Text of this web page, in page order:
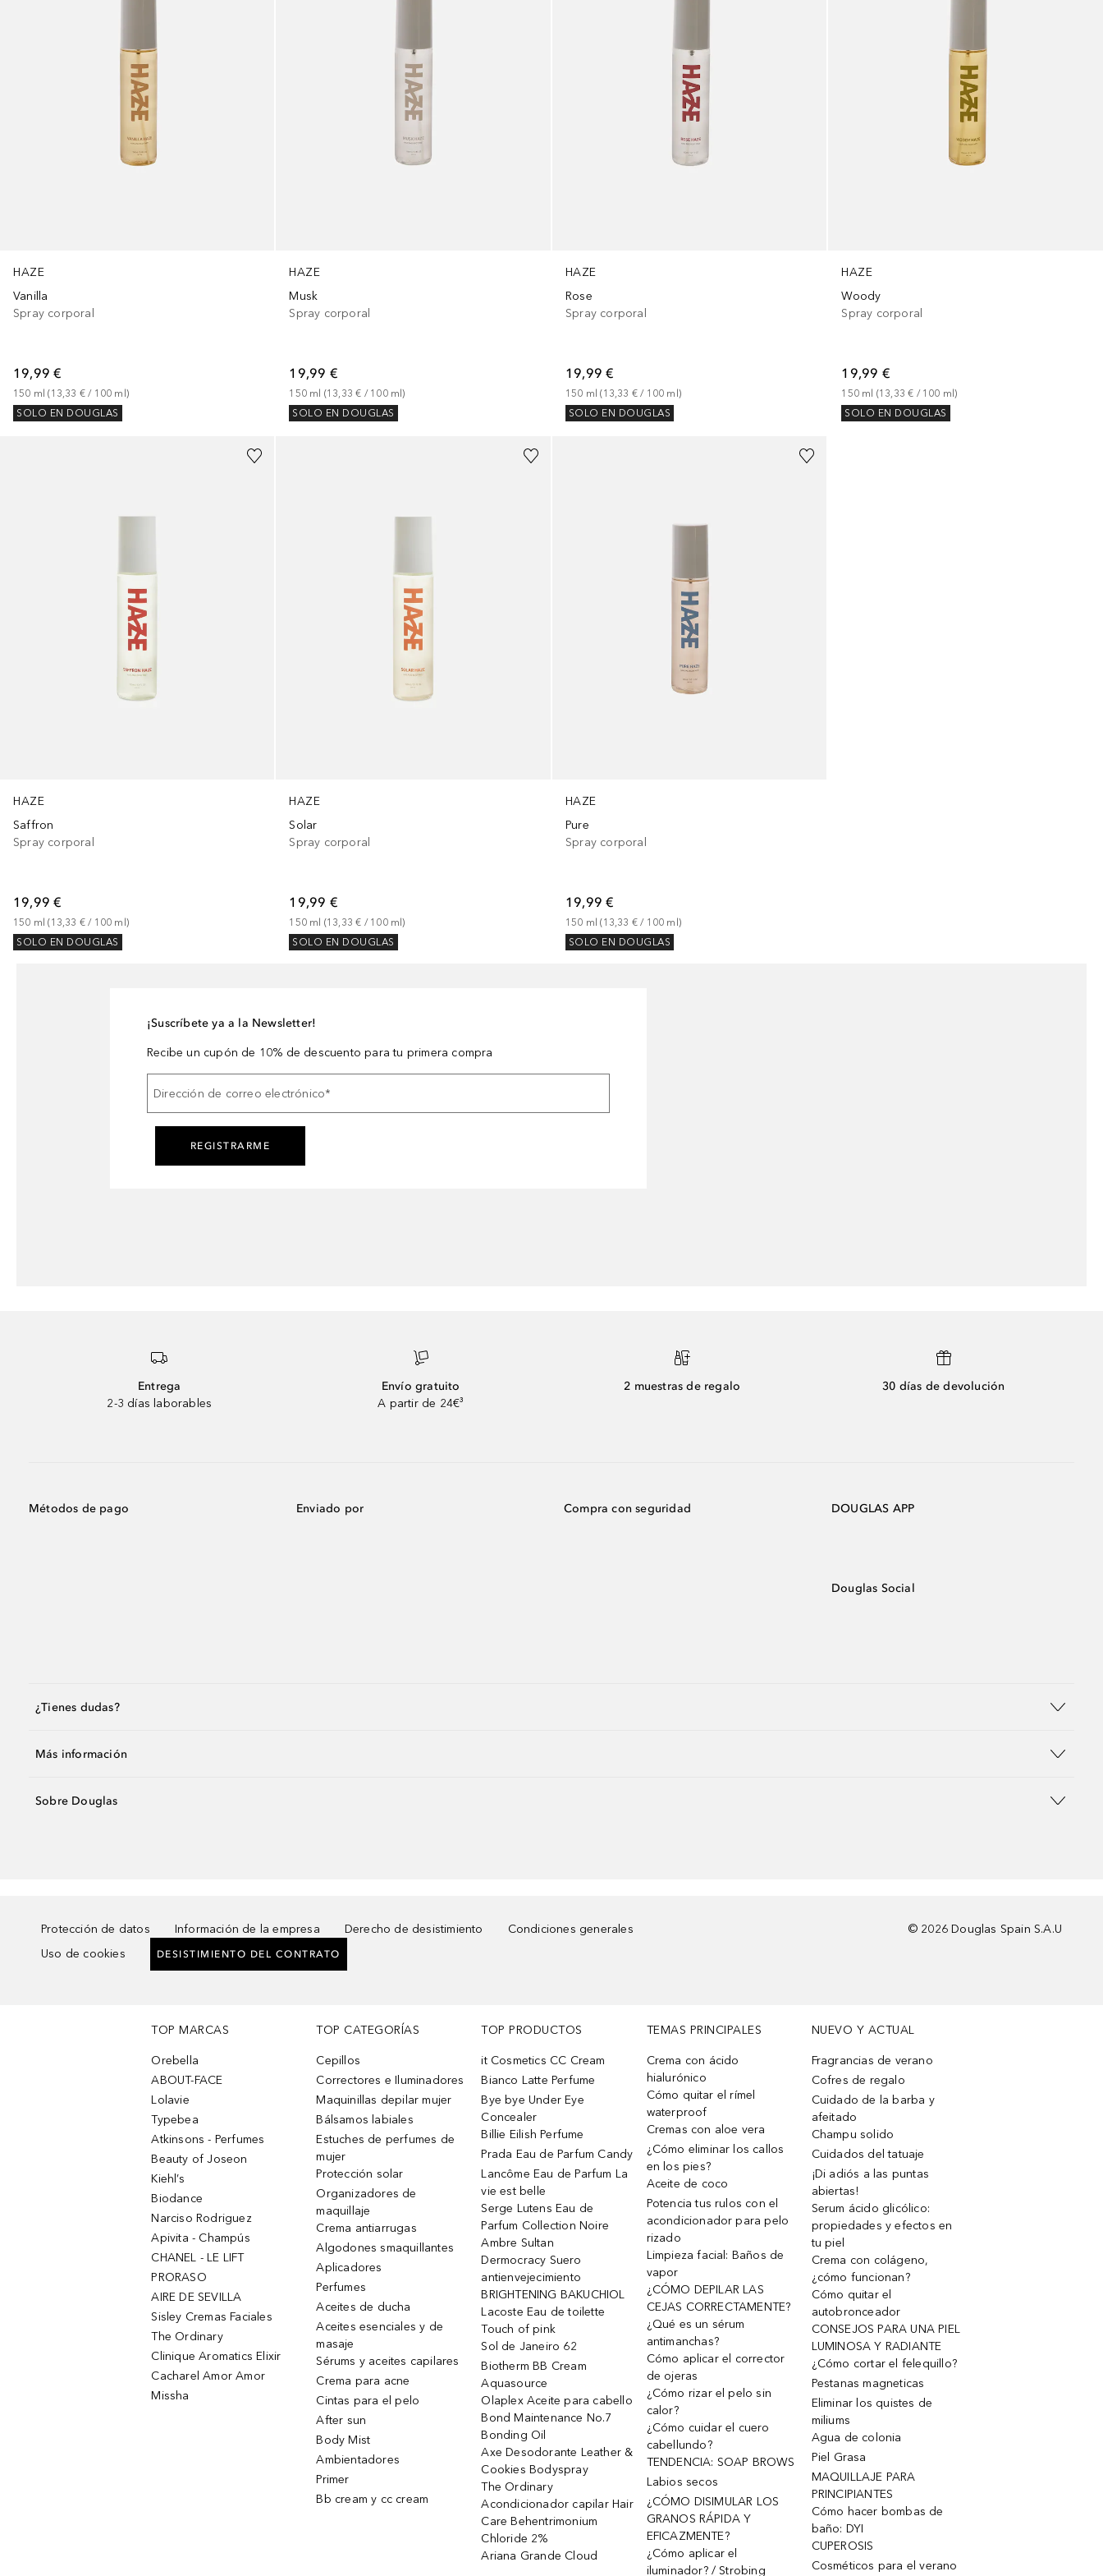
HAZE
Vanilla
Spray corporal
19,99 €
150 ml (13,33 € / 100 ml)
SOLO EN DOUGLAS
HAZE
Musk
Spray corporal
19,99 €
150 ml (13,33 € / 100 ml)
SOLO EN DOUGLAS
HAZE
Rose
Spray corporal
19,99 €
150 ml (13,33 € / 100 ml)
SOLO EN DOUGLAS
HAZE
Woody
Spray corporal
19,99 €
150 ml (13,33 € / 100 ml)
SOLO EN DOUGLAS
HAZE
Saffron
Spray corporal
19,99 €
150 ml (13,33 € / 100 ml )
SOLO EN DOUGLAS
HAZE
Solar
Spray corporal
19,99 €
150 ml (13,33 € / 100 ml)
SOLO EN DOUGLAS
HAZE
Pure
Spray corporal
19,99 €
150 ml (13,33 € / 100 ml)
SOLO EN DOUGLAS
¡Suscríbete ya a la Newsletter!
Recibe un cupón de 10% de descuento para tu primera compra
Dirección de correo electrónico*
REGISTRARME
Entrega
2-3 días laborables
Envío gratuito
A partir de 24€³
2 muestras de regalo 30 días de devolución
Métodos de pago Enviado por Compra con seguridad DOUGLAS APP
Douglas Social
¿Tienes dudas?
Más información
Sobre Douglas
Protección de datos Información de la empresa Derecho de desistimiento
Condiciones generales
Uso de cookies
DESISTIMIENTO DEL CONTRATO
© 2026 Douglas Spain S.A.U
TOP MARCAS
Orebella
ABOUT-FACE
Lolavie
Typebea
Atkinsons - Perfumes
Beauty of Joseon
Kiehl’s
Biodance
Narciso Rodriguez
Apivita - Champús
CHANEL - LE LIFT
PRORASO
AIRE DE SEVILLA
Sisley Cremas Faciales
The Ordinary
Clinique Aromatics Elixir
Cacharel Amor Amor
Missha
TOP CATEGORÍAS
Cepillos
Correctores e Iluminadores
Maquinillas depilar mujer
Bálsamos labiales
Estuches de perfumes de
mujer
Protección solar
Organizadores de
maquillaje
Crema antiarrugas
Algodones smaquillantes
Aplicadores
Perfumes
Aceites de ducha
Aceites esenciales y de
masaje
Sérums y aceites capilares
Crema para acne
Cintas para el pelo
After sun
Body Mist
Ambientadores
Primer
Bb cream y cc cream
TOP PRODUCTOS
it Cosmetics CC Cream
Bianco Latte Perfume
Bye bye Under Eye
Concealer
Billie Eilish Perfume
Prada Eau de Parfum Candy
Lancôme Eau de Parfum La
vie est belle
Serge Lutens Eau de
Parfum Collection Noire
Ambre Sultan
Dermocracy Suero
antienvejecimiento
BRIGHTENING BAKUCHIOL
Lacoste Eau de toilette
Touch of pink
Sol de Janeiro 62
Biotherm BB Cream
Aquasource
Olaplex Aceite para cabello
Bond Maintenance No.7
Bonding Oil
Axe Desodorante Leather &
Cookies Bodyspray
The Ordinary
Acondicionador capilar Hair
Care Behentrimonium
Chloride 2%
Ariana Grande Cloud
TEMAS PRINCIPALES
Crema con ácido
hialurónico
Cómo quitar el rímel
waterproof
Cremas con aloe vera
¿Cómo eliminar los callos
en los pies?
Aceite de coco
Potencia tus rulos con el
acondicionador para pelo
rizado
Limpieza facial: Baños de
vapor
¿CÓMO DEPILAR LAS
CEJAS CORRECTAMENTE?
¿Qué es un sérum
antimanchas?
Cómo aplicar el corrector
de ojeras
¿Cómo rizar el pelo sin
calor?
¿Cómo cuidar el cuero
cabellundo?
TENDENCIA: SOAP BROWS
Labios secos
¿CÓMO DISIMULAR LOS
GRANOS RÁPIDA Y
EFICAZMENTE?
¿Cómo aplicar el
iluminador? / Strobing
NUEVO Y ACTUAL
Fragrancias de verano
Cofres de regalo
Cuidado de la barba y
afeitado
Champu solido
Cuidados del tatuaje
¡Di adiós a las puntas
abiertas!
Serum ácido glicólico:
propiedades y efectos en
tu piel
Crema con colágeno,
¿cómo funcionan?
Cómo quitar el
autobronceador
CONSEJOS PARA UNA PIEL
LUMINOSA Y RADIANTE
¿Cómo cortar el felequillo?
Pestanas magneticas
Eliminar los quistes de
miliums
Agua de colonia
Piel Grasa
MAQUILLAJE PARA
PRINCIPIANTES
Cómo hacer bombas de
baño: DYI
CUPEROSIS
Cosméticos para el verano